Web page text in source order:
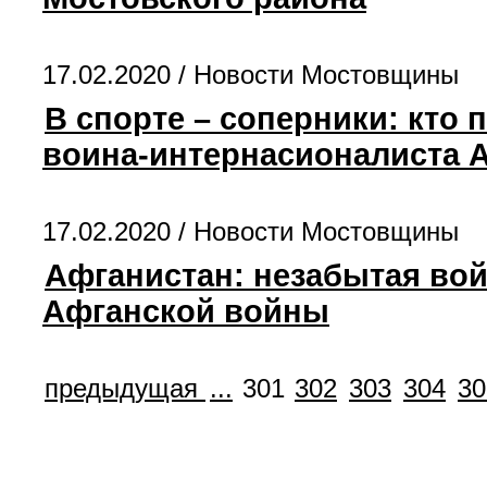
17.02.2020 / Новости Мостовщины
В спорте – соперники: кто
воина-интернасионалиста
17.02.2020 / Новости Мостовщины
Афганистан: незабытая
Афганской войны
предыдущая ... 301 302 303 304